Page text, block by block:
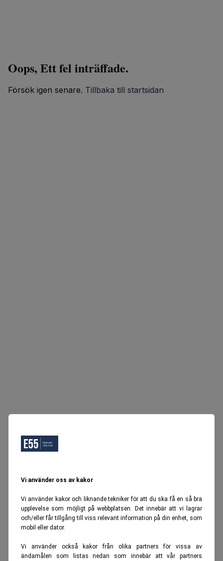
Vi använder oss av kakor
Vi använder kakor och liknande tekniker för att du ska få en så bra
upplevelse som möjligt på webbplatsen. Det innebär att vi lagrar
och/eller får tillgång till viss relevant information på din enhet, som
mobil eller dator.
Vi använder också kakor från olika partners för vissa av
ändamålen som listas nedan som innebär att vår partners
Oops, Ett fel inträffade.
Försök igen senare. Tillbaka till startsidan